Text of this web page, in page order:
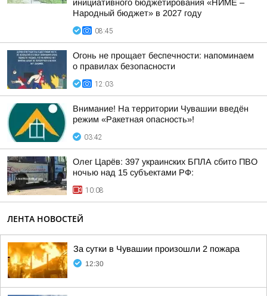
инициативного бюджетирования «НИМЕ –
Народный бюджет» в 2027 году
08:45
Огонь не прощает беспечности: напоминаем
о правилах безопасности
12:03
Внимание! На территории Чувашии введён
режим «Ракетная опасность»!
03:42
Олег Царёв: 397 украинских БПЛА сбито ПВО
ночью над 15 субъектами РФ:
10:08
ЛЕНТА НОВОСТЕЙ
За сутки в Чувашии произошли 2 пожара
12:30